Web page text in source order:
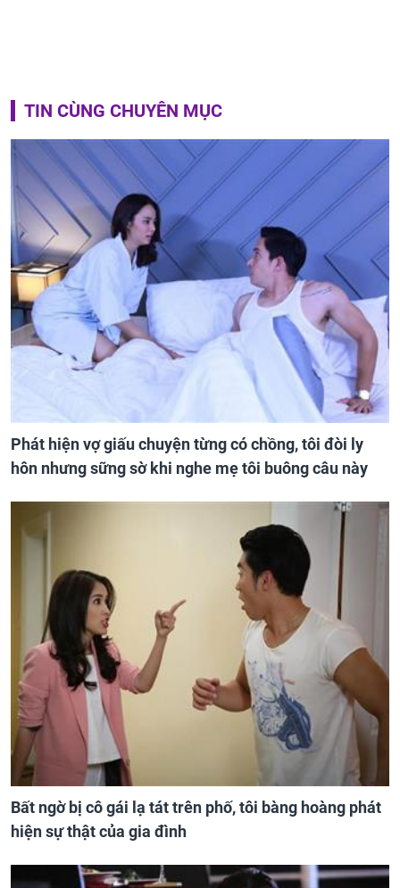
TIN CÙNG CHUYÊN MỤC
Phát hiện vợ giấu chuyện từng có chồng, tôi đòi ly
hôn nhưng sững sờ khi nghe mẹ tôi buông câu này
Bất ngờ bị cô gái lạ tát trên phố, tôi bàng hoàng phát
hiện sự thật của gia đình